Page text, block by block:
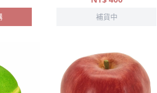
補貨中